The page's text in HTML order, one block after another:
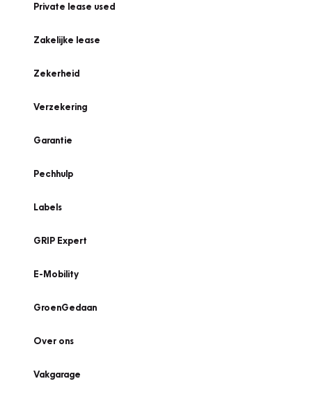
Private lease used
Zakelijke lease
Zekerheid
Verzekering
Garantie
Pechhulp
Labels
GRIP Expert
E-Mobility
GroenGedaan
Over ons
Vakgarage